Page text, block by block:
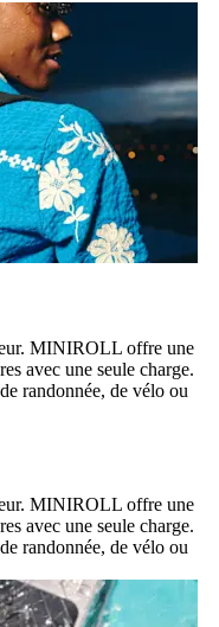
MINIROLL offre une
avec une seule charge.
randonnée, de vélo ou
MINIROLL offre une
avec une seule charge.
randonnée, de vélo ou